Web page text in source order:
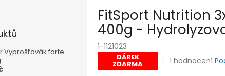
Vyprošťovák forte
FitSport Nutrition
400g -
1-1121023
DÁREK
ZDARMA
Průměrné
1 hodnocení